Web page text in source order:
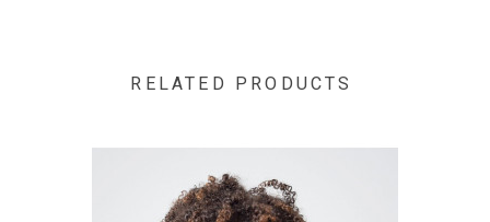
RELATED PRODUCTS